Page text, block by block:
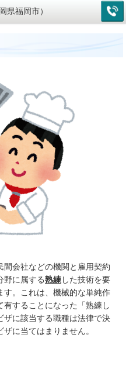
県福岡市）
会社などの機関と雇用契約
野に属する熟練した技術を要
す。これは、機械的な単純作
することになった「熟練し
ザに該当する職種は法律で決
に当てはまりません。